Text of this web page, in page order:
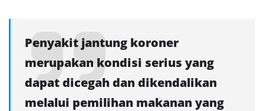
Penyakit jantung koroner
merupakan kondisi serius yang
dapat dicegah dan dikendalikan
melalui pemilihan makanan yang